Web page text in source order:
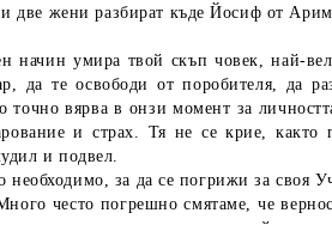
две жени разбират къде Йосиф от
начин умира твой скъп човек, най-
да те освободи от поробителя, да
точно вярва в онзи момент за
и страх. Тя не се крие, както
и подвел.
за да се погрижи за своя
често погрешно смятаме, че